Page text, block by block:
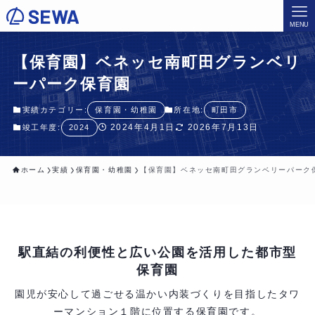
MENU
【保育園】ベネッセ南町田グランベリ
ーパーク保育園
実績カテゴリー: 保育園・幼稚園 所在地: 町田市
竣工年度: 2024 2024年4月1日 2026年7月13日
ホーム 実績 保育園・幼稚園 【保育園】ベネッセ南町田グランベリーパーク
駅直結の利便性と広い公園を活用した都市型
保育園
園児が安心して過ごせる温かい内装づくりを目指したタワ
ーマンション１階に位置する保育園です。